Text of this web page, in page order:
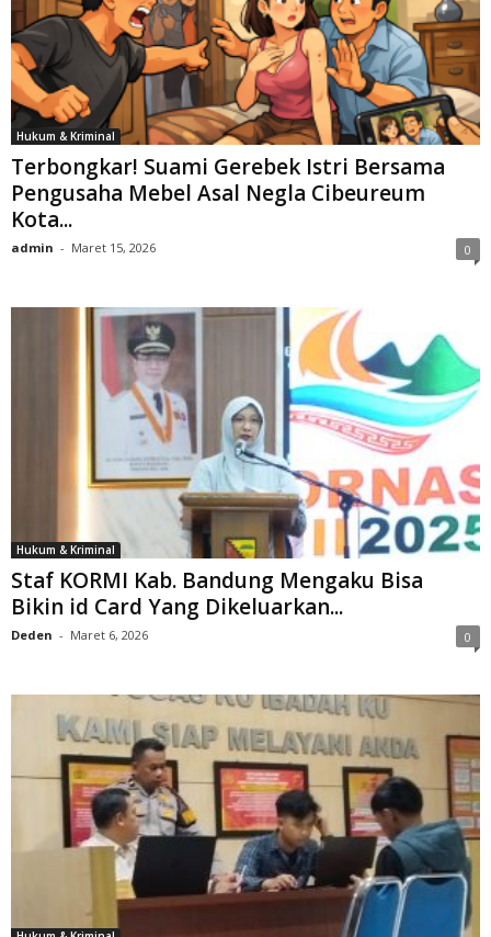
Hukum & Kriminal
Terbongkar! Suami Gerebek Istri Bersama
Pengusaha Mebel Asal Negla Cibeureum
Kota...
admin - Maret 15, 2026 0
Hukum & Kriminal
Staf KORMI Kab. Bandung Mengaku Bisa
Bikin id Card Yang Dikeluarkan...
Deden - Maret 6, 2026 0